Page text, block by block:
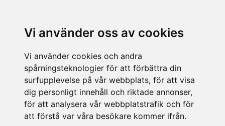
Vi använder oss av cookies
Vi använder cookies och andra
spårningsteknologier för att förbättra din
surfupplevelse på vår webbplats, för att visa
dig personligt innehåll och riktade annonser,
för att analysera vår webbplatstrafik och för
att förstå var våra besökare kommer ifrån.